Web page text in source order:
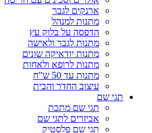
ארנקים לגבר
מתנות למנהל
הדפסה על בלוק עץ
מתנות לגבר ולאישה
מתנות יודאיקה שונים
מתנות לרופא ולאחות
מתנות עד 50 ש”ח
עיצוב החדר והבית
תגי שם
תגי שם מתכת
אביזרים לתגי שם
תגי שם פלסטיק